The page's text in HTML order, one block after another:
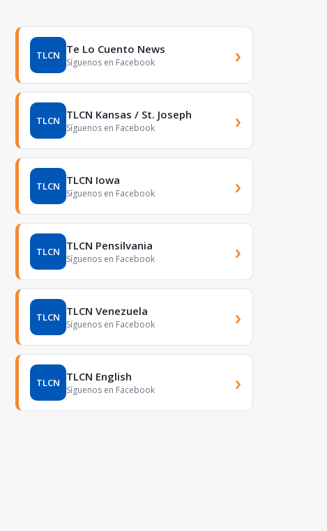
TLCN Te Lo Cuento News
Síguenos en Facebook ›
TLCN TLCN Kansas / St. Joseph
Síguenos en Facebook ›
TLCN TLCN Iowa
Síguenos en Facebook ›
TLCN TLCN Pensilvania
Síguenos en Facebook ›
TLCN TLCN Venezuela
Síguenos en Facebook ›
TLCN TLCN English
Síguenos en Facebook ›